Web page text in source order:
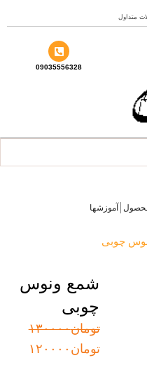
09035556328
آموزشها
چوبی
شمع ونوس
چوبی
تومان۱۳۰۰۰۰قیمت
اصلی:
تومان۱۲۰۰۰۰
قیمت
فعلی: